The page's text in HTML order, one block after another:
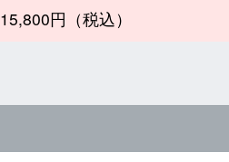
15,800円（税込）